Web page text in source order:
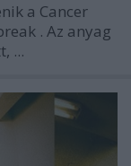
a Cancer
. Az anyag
...